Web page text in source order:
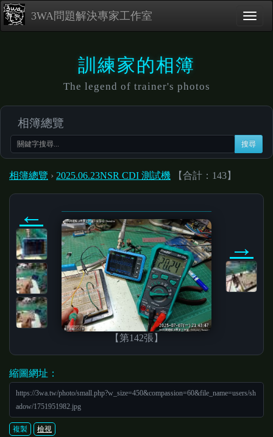
3WA問題解決專家工作室
訓練家的相簿
The legend of trainer's photos
相簿總覽
搜尋
相簿總覽 › 2025.06.23NSR CDI 測試機 【合計：143】
←
【第142張】
→
縮圖網址：
https://3wa.tw/photo/small.php?w_size=450&compassion=60&file_name=users/sh
adow/1751951982.jpg
複製 檢視